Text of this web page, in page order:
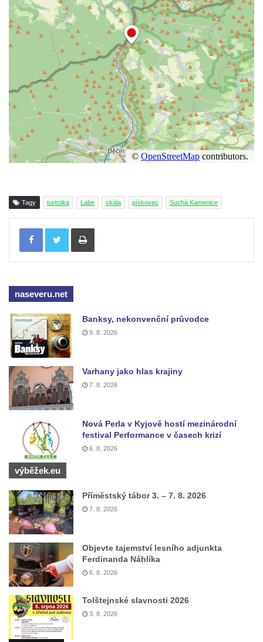
Tagy turistika Labe skála pískovec Suchá Kamenice
Tisknout
naseveru.net
Banksy, nekonvenční průvodce
9. 8. 2026
Varhany jako hlas krajiny
7. 8. 2026
Nová Perla v Kyjově hostí mezinárodní
festival Performance v časech krizí
6. 8. 2026
výběžek.eu
Příměstský tábor 3. – 7. 8. 2026
7. 8. 2026
Objevte tajemství lesního adjunkta
Ferdinanda Náhlíka
6. 8. 2026
Tolštejnské slavnosti 2026
3. 8. 2026